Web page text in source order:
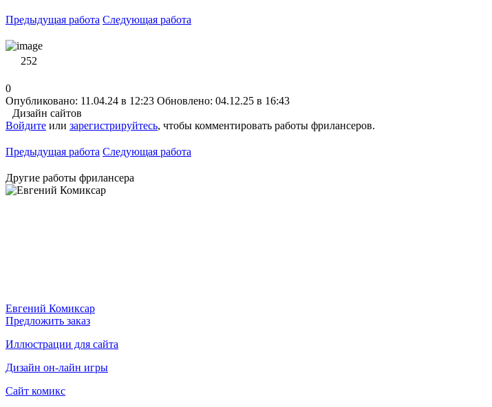
Предыдущая работа Следующая работа
252
0
Опубликовано: 11.04.24 в 12:23 Обновлено: 04.12.25 в 16:43
Дизайн сайтов
Войдите или зарегистрируйтесь, чтобы комментировать работы фрилансеров.
Предыдущая работа Следующая работа
Другие работы фрилансера
Евгений Комиксар
Предложить заказ
Иллюстрации для сайта
Дизайн он-лайн игры
Сайт комикс